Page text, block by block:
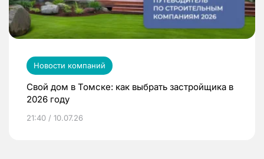
Новости компаний
Свой дом в Томске: как выбрать застройщика в
2026 году
21:40 / 10.07.26